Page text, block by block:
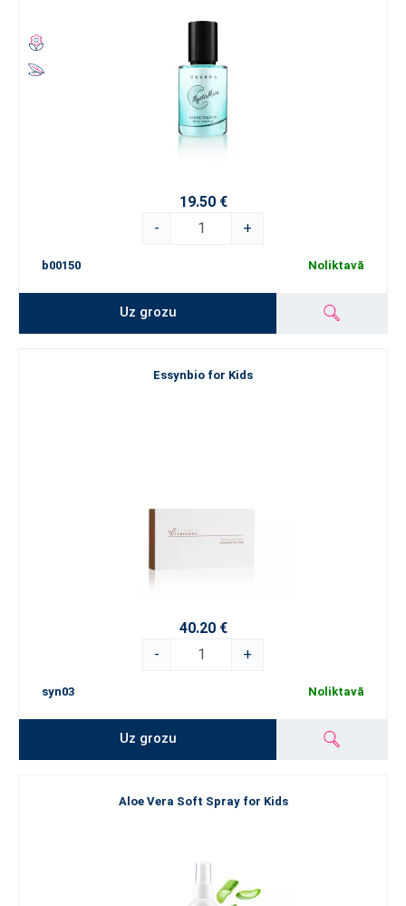
19.50 €
-
+
b00150 Noliktavā
Uz grozu
Essynbio for Kids
40.20 €
-
+
syn03 Noliktavā
Uz grozu
Aloe Vera Soft Spray for Kids